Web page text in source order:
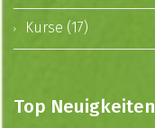
Kurse (17)
Top Neuigkeiten